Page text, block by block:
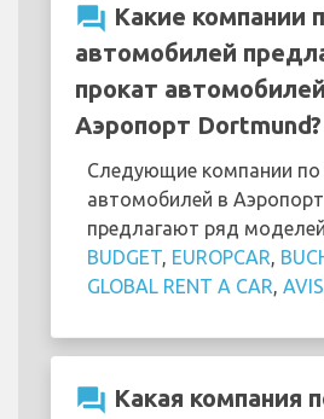
question_answer Какие компании
автомобилей
прокат
Аэропорт Dortmund?
Следующие компании по
автомобилей в
предлагают ряд
BUDGET, EUROPCAR,
GLOBAL RENT A CAR, AVIS
question_answer Какая компания